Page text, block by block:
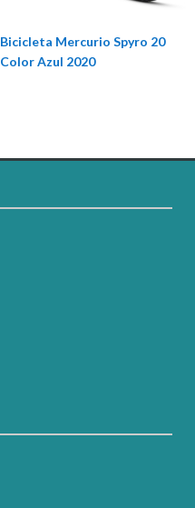
Bicicleta Mercurio Spyro 20
Color Azul 2020